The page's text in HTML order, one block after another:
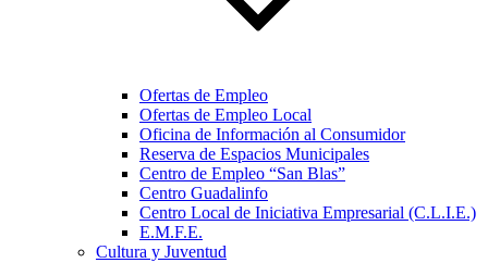
Ofertas de Empleo
Ofertas de Empleo Local
Oficina de Información al Consumidor
Reserva de Espacios Municipales
Centro de Empleo “San Blas”
Centro Guadalinfo
Centro Local de Iniciativa Empresarial (C.L.I.E.)
E.M.F.E.
Cultura y Juventud